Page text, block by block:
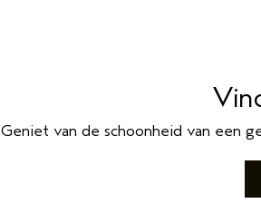
Geniet van de schoonheid van een